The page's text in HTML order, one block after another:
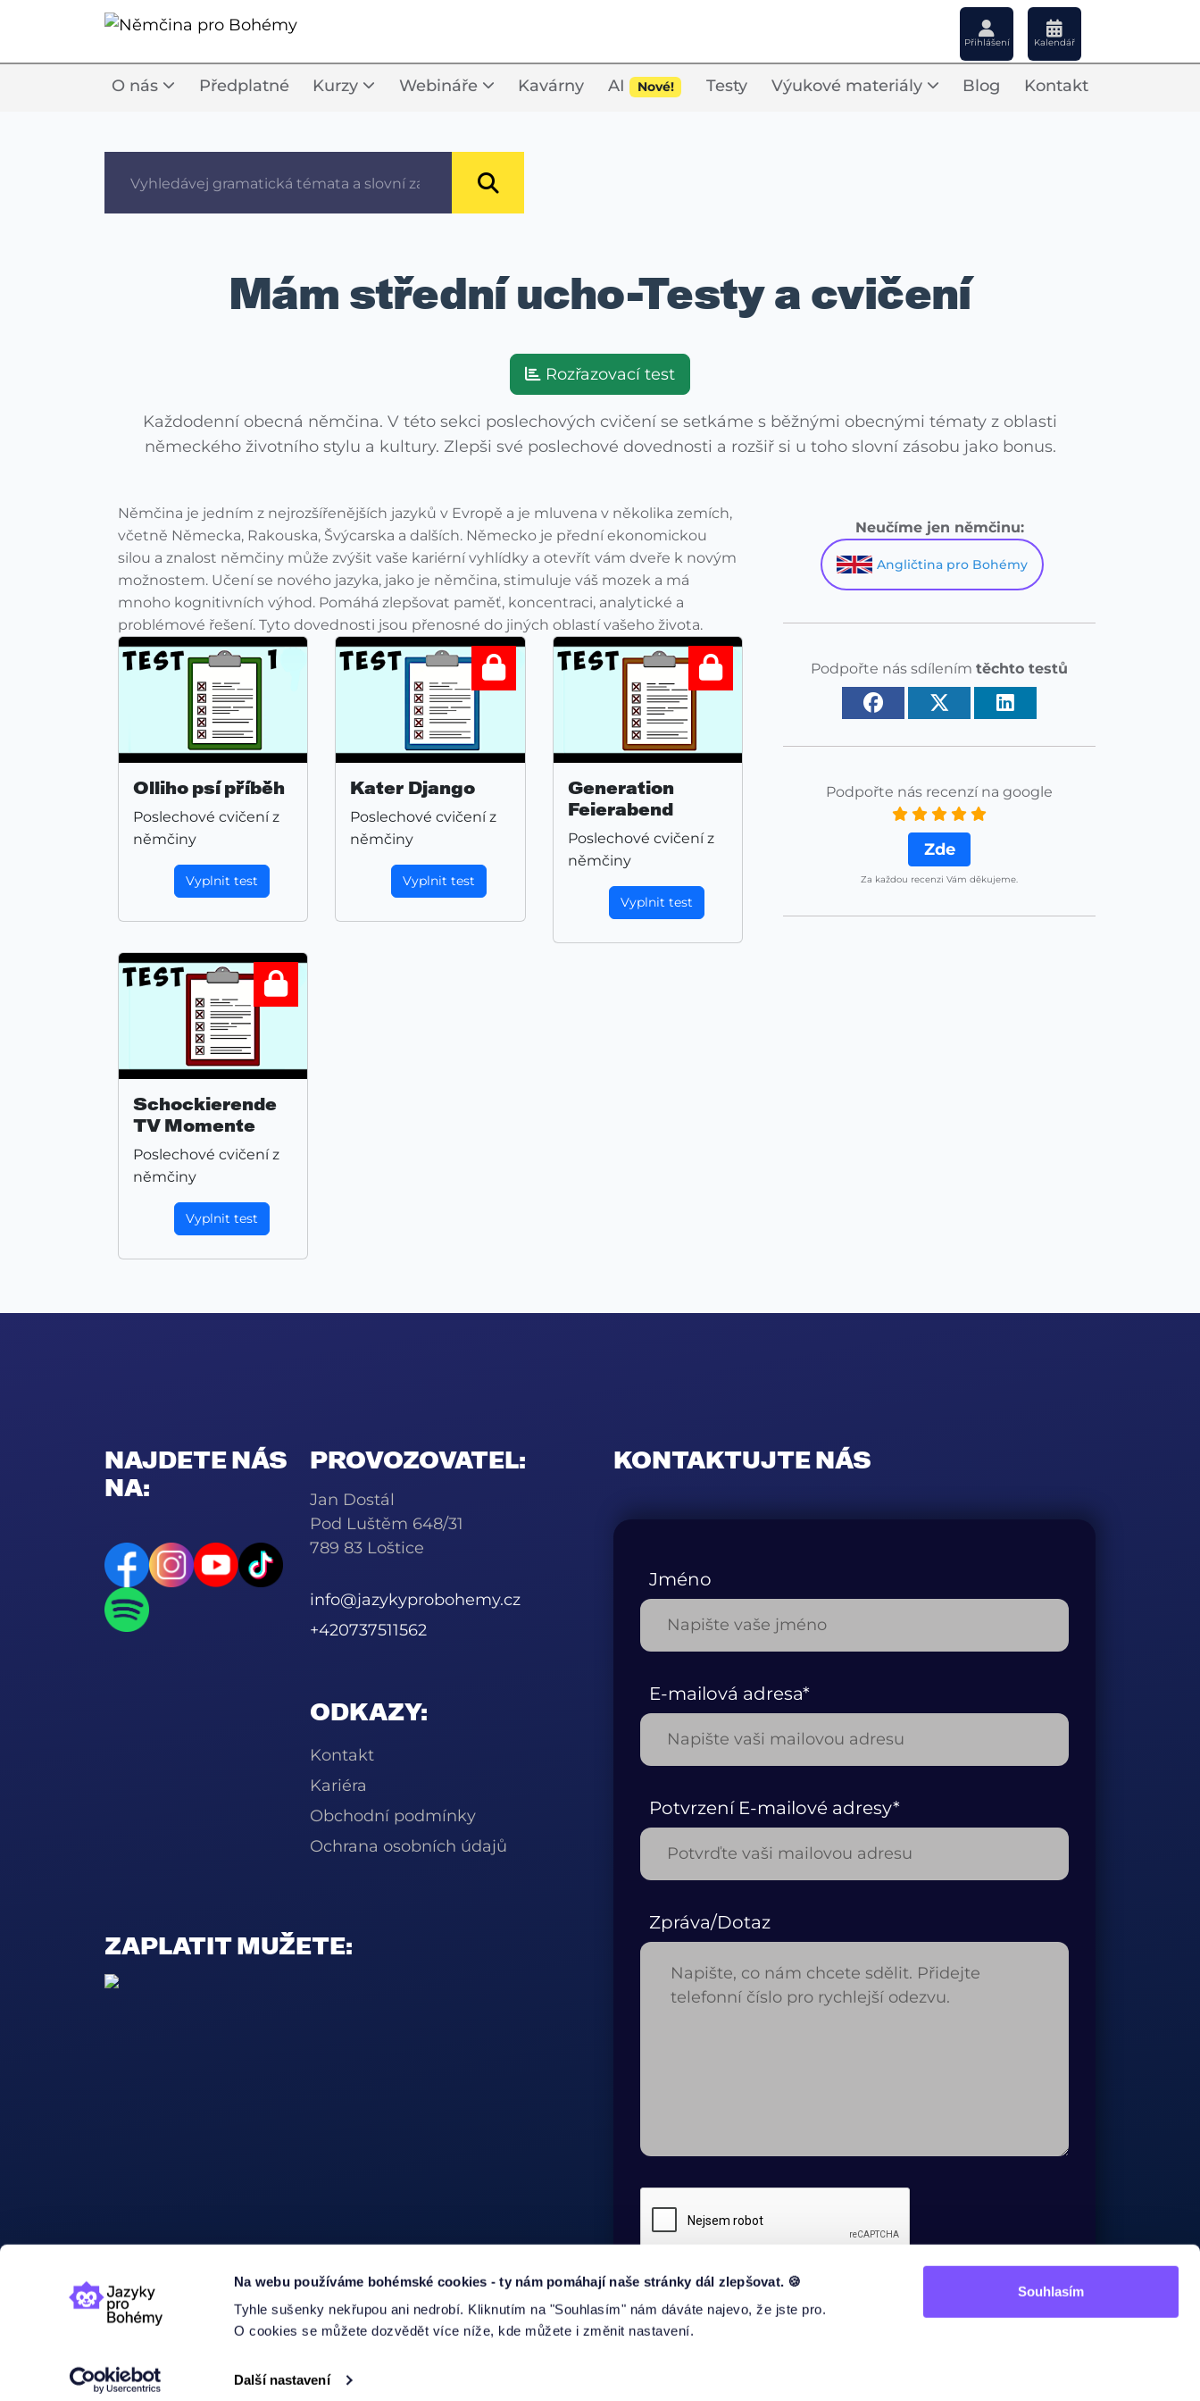
Na webu používáme bohémské cookies - ty nám pomáhají naše stránky dál zlepšovat. 🍪
Tyhle sušenky nekřupou ani nedrobí. Kliknutím na "Souhlasím" nám dáváte najevo, že jste pro.
O cookies se můžete dozvědět více níže, kde můžete i změnit nastavení.
Další nastavení
Souhlasím
Přihlášení Kalendář
O nás Předplatné Kurzy Webináře Kavárny AI Nové! Testy Výukové materiály Blog Kontakt
Mám střední ucho-Testy a cvičení
Rozřazovací test
Každodenní obecná němčina. V této sekci poslechových cvičení se setkáme s běžnými obecnými tématy z oblasti
německého životního stylu a kultury. Zlepši své poslechové dovednosti a rozšiř si u toho slovní zásobu jako bonus.
Němčina je jedním z nejrozšířenějších jazyků v Evropě a je mluvena v několika zemích,
včetně Německa, Rakouska, Švýcarska a dalších. Německo je přední ekonomickou
silou a znalost němčiny může zvýšit vaše kariérní vyhlídky a otevřít vám dveře k novým
možnostem. Učení se nového jazyka, jako je němčina, stimuluje váš mozek a má
mnoho kognitivních výhod. Pomáhá zlepšovat paměť, koncentraci, analytické a
problémové řešení. Tyto dovednosti jsou přenosné do jiných oblastí vašeho života.
Olliho psí příběh
Poslechové cvičení z
němčiny
Vyplnit test
Kater Django
Poslechové cvičení z
němčiny
Vyplnit test
Generation
Feierabend
Poslechové cvičení z
němčiny
Vyplnit test
Schockierende
TV Momente
Poslechové cvičení z
němčiny
Vyplnit test
Neučíme jen němčinu:
Angličtina pro Bohémy
Podpořte nás sdílením těchto testů
Podpořte nás recenzí na google
Zde
Za každou recenzi Vám děkujeme.
NAJDETE NÁS
NA:
PROVOZOVATEL:
Jan Dostál
Pod Luštěm 648/31
789 83 Loštice
info@jazykyprobohemy.cz
+420737511562
ODKAZY:
Kontakt
Kariéra
Obchodní podmínky
Ochrana osobních údajů
ZAPLATIT MUŽETE:
KONTAKTUJTE NÁS
Jméno
E-mailová adresa*
Potvrzení E-mailové adresy*
Zpráva/Dotaz
ODESLAT